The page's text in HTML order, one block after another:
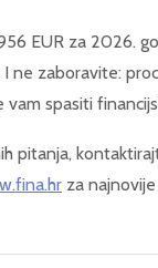
EUR za 2026.
I ne zaboravite:
spasiti
pitanja,
za